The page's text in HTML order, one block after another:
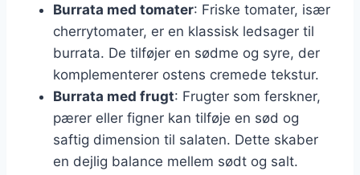
Burrata med tomater: Friske tomater, især
cherrytomater, er en klassisk ledsager til
burrata. De tilføjer en sødme og syre, der
komplementerer ostens cremede tekstur.
Burrata med frugt: Frugter som ferskner,
pærer eller figner kan tilføje en sød og
saftig dimension til salaten. Dette skaber
en dejlig balance mellem sødt og salt.